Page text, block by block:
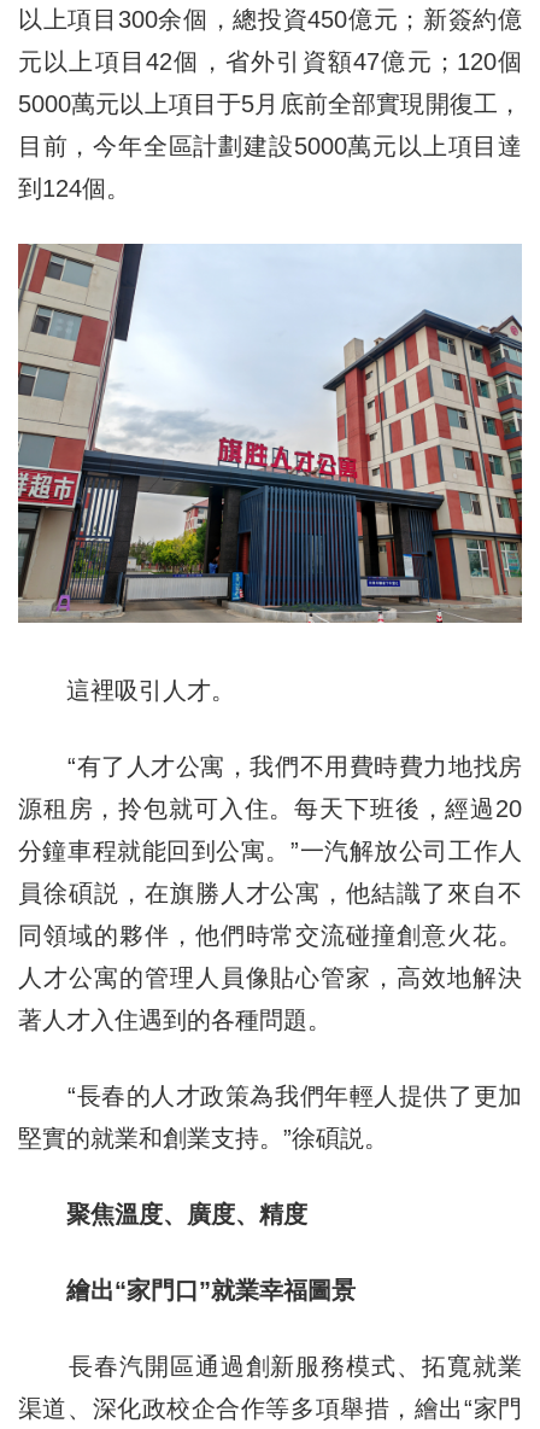
以上項目300余個，總投資450億元；新簽約億
元以上項目42個，省外引資額47億元；120個
5000萬元以上項目于5月底前全部實現開復工，
目前，今年全區計劃建設5000萬元以上項目達
到124個。
這裡吸引人才。
“有了人才公寓，我們不用費時費力地找房
源租房，拎包就可入住。每天下班後，經過20
分鐘車程就能回到公寓。”一汽解放公司工作人
員徐碩説，在旗勝人才公寓，他結識了來自不
同領域的夥伴，他們時常交流碰撞創意火花。
人才公寓的管理人員像貼心管家，高效地解決
著人才入住遇到的各種問題。
“長春的人才政策為我們年輕人提供了更加
堅實的就業和創業支持。”徐碩説。
聚焦溫度、廣度、精度
繪出“家門口”就業幸福圖景
長春汽開區通過創新服務模式、拓寬就業
渠道、深化政校企合作等多項舉措，繪出“家門